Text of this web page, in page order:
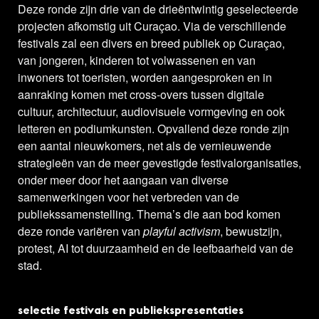
Deze ronde zijn drie van de drieëntwintig geselecteerde
projecten afkomstig uit Curaçao. Via de verschillende
festivals zal een divers en breed publiek op Curaçao,
van jongeren, kinderen tot volwassenen en van
inwoners tot toeristen, worden aangesproken en in
aanraking komen met cross-overs tussen digitale
cultuur, architectuur, audiovisuele vormgeving en ook
letteren en podiumkunsten. Opvallend deze ronde zijn
een aantal nieuwkomers, net als de vernieuwende
strategieën van de meer gevestigde festivalorganisaties,
onder meer door het aangaan van diverse
samenwerkingen voor het verbreden van de
publiekssamenstelling. Thema’s die aan bod komen
deze ronde variëren van playful activism, bewustzijn,
protest, AI tot duurzaamheid en de leefbaarheid van de
stad.
selectie festivals en publiekspresentaties